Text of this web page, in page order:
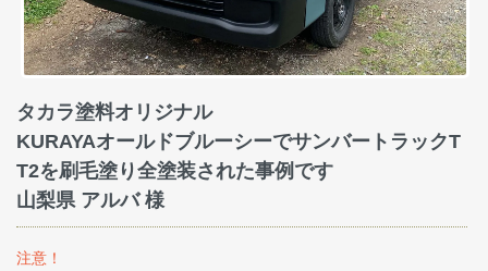
タカラ塗料オリジナル
KURAYAオールドブルーシーでサンバートラックT
T2を刷毛塗り全塗装された事例です
山梨県 アルバ 様
注意！